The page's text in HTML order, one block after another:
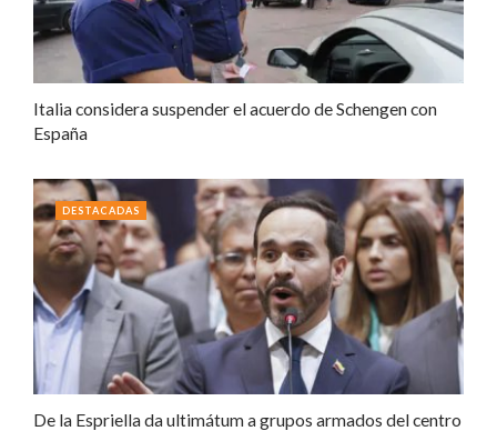
Italia considera suspender el acuerdo de Schengen con
España
De la Espriella da ultimátum a grupos armados del centro
DESTACADAS